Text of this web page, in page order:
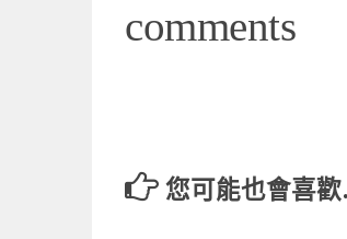
comments
您可能也會喜